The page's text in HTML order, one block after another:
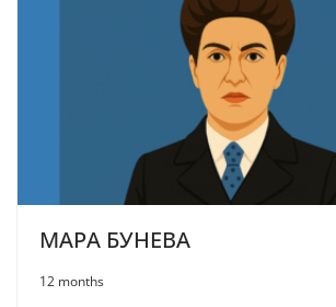
МАРА БУНЕВА
12 months